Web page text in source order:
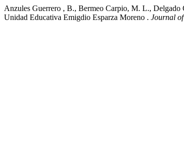
Anzules Guerrero , B., Bermeo Carpio, M. L., Delgado
Unidad Educativa Emigdio Esparza Moreno . Journal of